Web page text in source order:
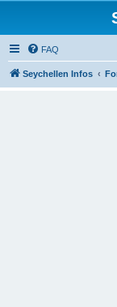
FAQ
Seychellen Infos